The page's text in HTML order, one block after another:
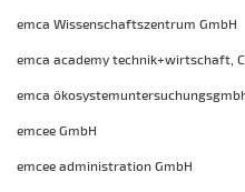
emca Wissenschaftszentrum GmbH
emca academy technik+wirtschaft,
emca
emcee GmbH
emcee administration GmbH